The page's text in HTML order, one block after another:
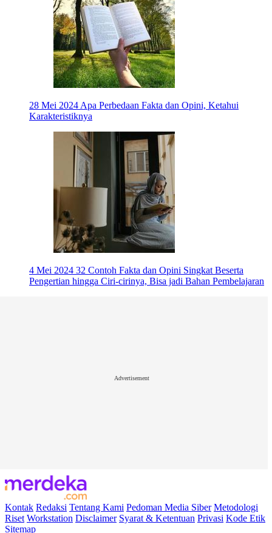
28 Mei 2024 Apa Perbedaan Fakta dan Opini, Ketahui
Karakteristiknya
4 Mei 2024 32 Contoh Fakta dan Opini Singkat Beserta
Pengertian hingga Ciri-cirinya, Bisa jadi Bahan Pembelajaran
Advertisement
Kontak Redaksi Tentang Kami Pedoman Media Siber Metodologi
Riset Workstation Disclaimer Syarat & Ketentuan Privasi Kode Etik
Sitemap